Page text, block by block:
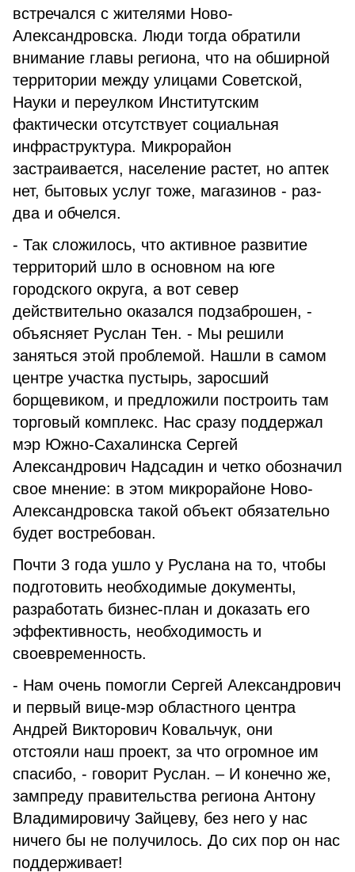
встречался с жителями Ново-
Александровска. Люди тогда обратили
внимание главы региона, что на обширной
территории между улицами Советской,
Науки и переулком Институтским
фактически отсутствует социальная
инфраструктура. Микрорайон
застраивается, население растет, но аптек
нет, бытовых услуг тоже, магазинов - раз-
два и обчелся.
- Так сложилось, что активное развитие
территорий шло в основном на юге
городского округа, а вот север
действительно оказался подзаброшен, -
объясняет Руслан Тен. - Мы решили
заняться этой проблемой. Нашли в самом
центре участка пустырь, заросший
борщевиком, и предложили построить там
торговый комплекс. Нас сразу поддержал
мэр Южно-Сахалинска Сергей
Александрович Надсадин и четко обозначил
свое мнение: в этом микрорайоне Ново-
Александровска такой объект обязательно
будет востребован.
Почти 3 года ушло у Руслана на то, чтобы
подготовить необходимые документы,
разработать бизнес-план и доказать его
эффективность, необходимость и
своевременность.
- Нам очень помогли Сергей Александрович
и первый вице-мэр областного центра
Андрей Викторович Ковальчук, они
отстояли наш проект, за что огромное им
спасибо, - говорит Руслан. – И конечно же,
зампреду правительства региона Антону
Владимировичу Зайцеву, без него у нас
ничего бы не получилось. До сих пор он нас
поддерживает!